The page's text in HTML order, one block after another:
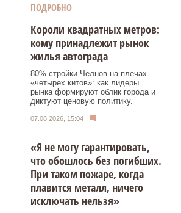
ПОДРОБНО
Короли квадратных метров:
кому принадлежит рынок
жилья автограда
80% стройки Челнов на плечах
«четырех китов»: как лидеры
рынка формируют облик города и
диктуют ценовую политику.
07.08.2026, 15:04
«Я не могу гарантировать,
что обошлось без погибших.
При таком пожаре, когда
плавится металл, ничего
исключать нельзя»